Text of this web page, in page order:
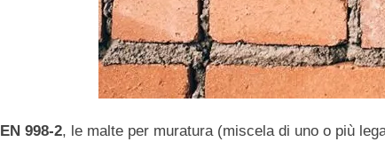
EN 998-2, le malte per muratura (miscela di uno o più